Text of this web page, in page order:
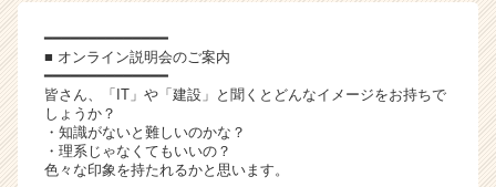
活
サ
ト
チ
ア
━━━━━━━━━━━━━━
■ オンライン説明会のご案内
━━━━━━━━━━━━━━
皆さん、「IT」や「建設」と聞くとどんなイメージをお持ちで
しょうか？
・知識がないと難しいのかな？
・理系じゃなくてもいいの？
色々な印象を持たれるかと思います。